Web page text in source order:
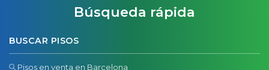
Búsqueda rápida
BUSCAR PISOS
Pisos en venta en Barcelona